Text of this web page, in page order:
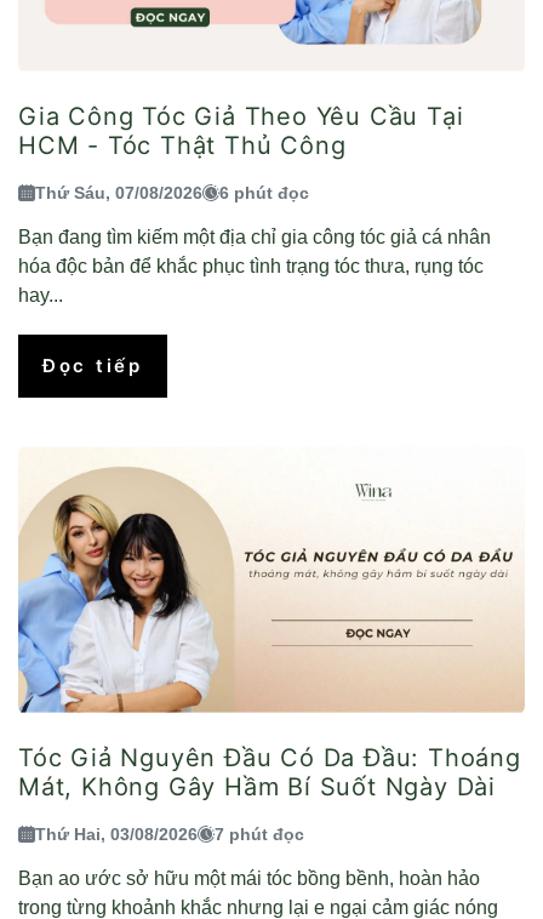
Gia Công Tóc Giả Theo Yêu Cầu Tại
HCM - Tóc Thật Thủ Công
Thứ Sáu, 07/08/2026 6 phút đọc
Bạn đang tìm kiếm một địa chỉ gia công tóc giả cá nhân
hóa độc bản để khắc phục tình trạng tóc thưa, rụng tóc
hay...
Đọc tiếp
Tóc Giả Nguyên Đầu Có Da Đầu: Thoáng
Mát, Không Gây Hầm Bí Suốt Ngày Dài
Thứ Hai, 03/08/2026 7 phút đọc
Bạn ao ước sở hữu một mái tóc bồng bềnh, hoàn hảo
trong từng khoảnh khắc nhưng lại e ngại cảm giác nóng